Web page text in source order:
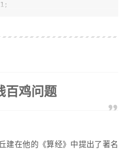
百鸡问题
在他的《算经》中提出了著名